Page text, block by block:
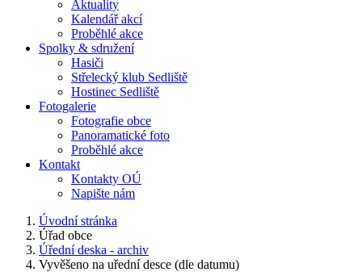
Aktuality
Kalendář akcí
Proběhlé akce
Spolky & sdružení
Hasiči
Střelecký klub Sedliště
Hostinec Sedliště
Fotogalerie
Fotografie obce
Panoramatické foto
Proběhlé akce
Kontakt
Kontakty OÚ
Napište nám
Úvodní stránka
Úřad obce
Úřední deska - archiv
Vyvěšeno na uřední desce (dle datumu)